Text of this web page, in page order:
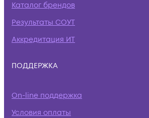
Каталог брендов
Результаты СОУТ
Аккредитация ИТ
ПОДДЕРЖКА
On-line поддержка
Условия оплаты